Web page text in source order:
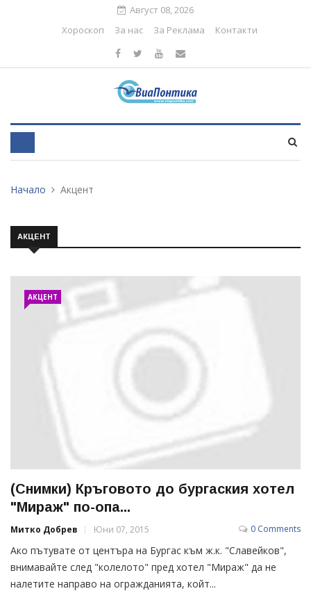
Август 08, 2026
Хороскоп
За нас За Реклама Контакти
Начало Акцент
АКЦЕНТ
АКЦЕНТ
(Снимки) Кръговото до бургаския хотел
"Мираж" по-опа...
Митко Добрев Юни 07, 2015 0 Comments
Ако пътувате от центъра на Бургас към ж.к. "Славейков",
внимавайте след "колелото" пред хотел "Мираж" да не
налетите направо на огражданията, койт...